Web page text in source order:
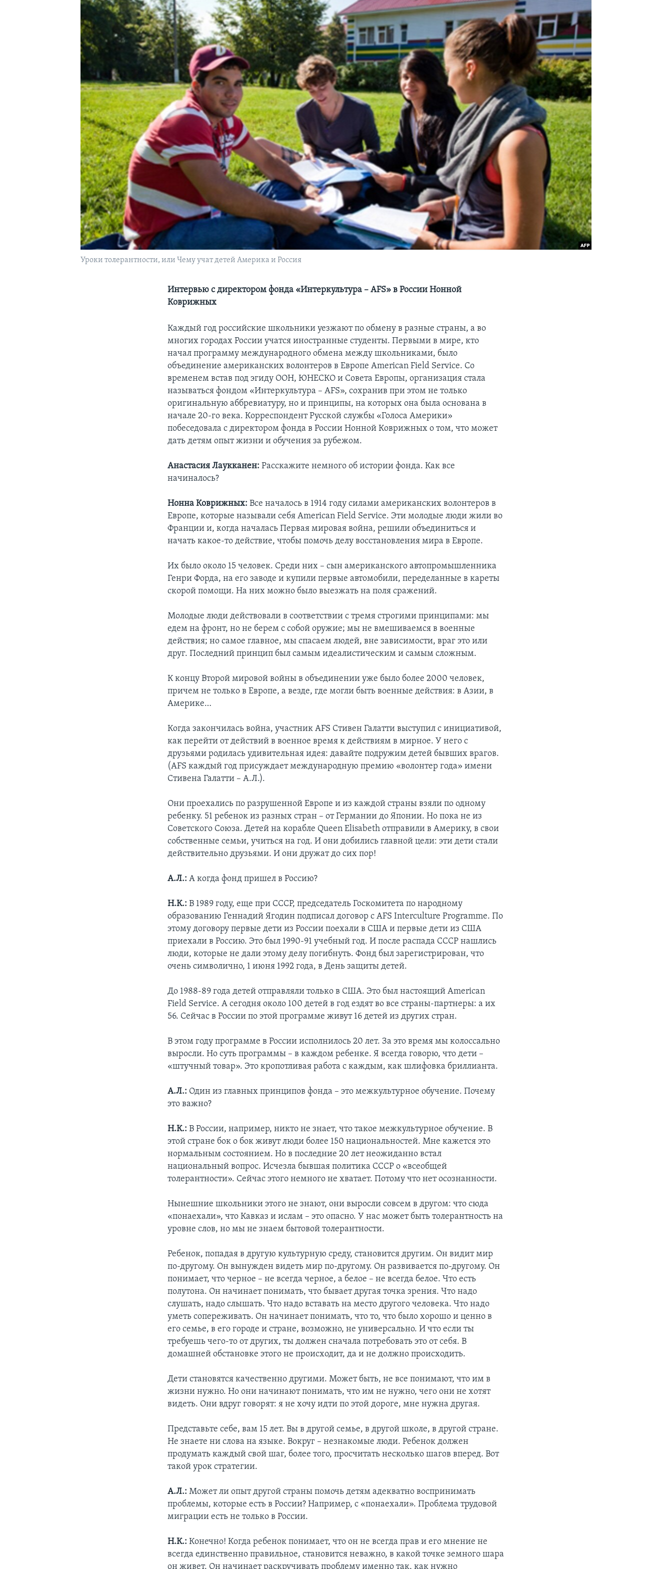
Уроки толерантности, или Чему учат детей Америка и Россия
Интервью с директором фонда «Интеркультура – AFS» в России Нонной
Коврижных
Каждый год российские школьники уезжают по обмену в разные страны, а во
многих городах России учатся иностранные студенты. Первыми в мире, кто
начал программу международного обмена между школьниками, было
объединение американских волонтеров в Европе American Field Service. Со
временем встав под эгиду ООН, ЮНЕСКО и Совета Европы, организация стала
называться фондом «Интеркультура – AFS», сохранив при этом не только
оригинальную аббревиатуру, но и принципы, на которых она была основана в
начале 20-го века. Корреспондент Русской службы «Голоса Америки»
побеседовала с директором фонда в России Нонной Коврижных о том, что может
дать детям опыт жизни и обучения за рубежом.
Анастасия Лаукканен: Расскажите немного об истории фонда. Как все
начиналось?
Нонна Коврижных: Все началось в 1914 году силами американских волонтеров в
Европе, которые называли себя American Field Service. Эти молодые люди жили во
Франции и, когда началась Первая мировая война, решили объединиться и
начать какое-то действие, чтобы помочь делу восстановления мира в Европе.
Их было около 15 человек. Среди них – сын американского автопромышленника
Генри Форда, на его заводе и купили первые автомобили, переделанные в кареты
скорой помощи. На них можно было выезжать на поля сражений.
Молодые люди действовали в соответствии с тремя строгими принципами: мы
едем на фронт, но не берем с собой оружие; мы не вмешиваемся в военные
действия; но самое главное, мы спасаем людей, вне зависимости, враг это или
друг. Последний принцип был самым идеалистическим и самым сложным.
К концу Второй мировой войны в объединении уже было более 2000 человек,
причем не только в Европе, а везде, где могли быть военные действия: в Азии, в
Америке…
Когда закончилась война, участник AFS Стивен Галатти выступил с инициативой,
как перейти от действий в военное время к действиям в мирное. У него с
друзьями родилась удивительная идея: давайте подружим детей бывших врагов.
(AFS каждый год присуждает международную премию «волонтер года» имени
Стивена Галатти – А.Л.).
Они проехались по разрушенной Европе и из каждой страны взяли по одному
ребенку. 51 ребенок из разных стран – от Германии до Японии. Но пока не из
Советского Союза. Детей на корабле Queen Elisabeth отправили в Америку, в свои
собственные семьи, учиться на год. И они добились главной цели: эти дети стали
действительно друзьями. И они дружат до сих пор!
А.Л.: А когда фонд пришел в Россию?
Н.К.: В 1989 году, еще при СССР, председатель Госкомитета по народному
образованию Геннадий Ягодин подписал договор с AFS Interculture Programme. По
этому договору первые дети из России поехали в США и первые дети из США
приехали в Россию. Это был 1990-91 учебный год. И после распада СССР нашлись
люди, которые не дали этому делу погибнуть. Фонд был зарегистрирован, что
очень символично, 1 июня 1992 года, в День защиты детей.
До 1988-89 года детей отправляли только в США. Это был настоящий American
Field Service. А сегодня около 100 детей в год ездят во все страны-партнеры: а их
56. Сейчас в России по этой программе живут 16 детей из других стран.
В этом году программе в России исполнилось 20 лет. За это время мы колоссально
выросли. Но суть программы – в каждом ребенке. Я всегда говорю, что дети –
«штучный товар». Это кропотливая работа с каждым, как шлифовка бриллианта.
А.Л.: Один из главных принципов фонда – это межкультурное обучение. Почему
это важно?
Н.К.: В России, например, никто не знает, что такое межкультурное обучение. В
этой стране бок о бок живут люди более 150 национальностей. Мне кажется это
нормальным состоянием. Но в последние 20 лет неожиданно встал
национальный вопрос. Исчезла бывшая политика СССР о «всеобщей
толерантности». Сейчас этого немного не хватает. Потому что нет осознанности.
Нынешние школьники этого не знают, они выросли совсем в другом: что сюда
«понаехали», что Кавказ и ислам – это опасно. У нас может быть толерантность на
уровне слов, но мы не знаем бытовой толерантности.
Ребенок, попадая в другую культурную среду, становится другим. Он видит мир
по-другому. Он вынужден видеть мир по-другому. Он развивается по-другому. Он
понимает, что черное – не всегда черное, а белое – не всегда белое. Что есть
полутона. Он начинает понимать, что бывает другая точка зрения. Что надо
слушать, надо слышать. Что надо вставать на место другого человека. Что надо
уметь сопереживать. Он начинает понимать, что то, что было хорошо и ценно в
его семье, в его городе и стране, возможно, не универсально. И что если ты
требуешь чего-то от других, ты должен сначала потребовать это от себя. В
домашней обстановке этого не происходит, да и не должно происходить.
Дети становятся качественно другими. Может быть, не все понимают, что им в
жизни нужно. Но они начинают понимать, что им не нужно, чего они не хотят
видеть. Они вдруг говорят: я не хочу идти по этой дороге, мне нужна другая.
Представьте себе, вам 15 лет. Вы в другой семье, в другой школе, в другой стране.
Не знаете ни слова на языке. Вокруг – незнакомые люди. Ребенок должен
продумать каждый свой шаг, более того, просчитать несколько шагов вперед. Вот
такой урок стратегии.
А.Л.:Может ли опыт другой страны помочь детям адекватно воспринимать
проблемы, которые есть в России? Например, с «понаехали». Проблема трудовой
миграции есть не только в России.
Н.К.: Конечно! Когда ребенок понимает, что он не всегда прав и его мнение не
всегда единственно правильное, становится неважно, в какой точке земного шара
он живет. Он начинает раскручивать проблему именно так, как нужно